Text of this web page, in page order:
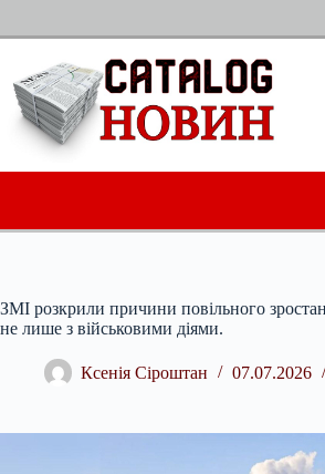
ЗМІ розкрили причини повільного
не лише з військовими діями.
Ксенія Сіроштан 07.07.2026